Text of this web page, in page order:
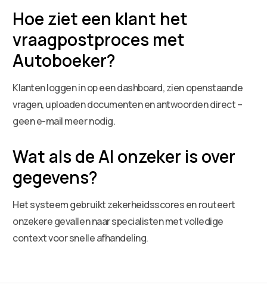
Hoe ziet een klant het
vraagpostproces met
Autoboeker?
Klanten loggen in op een dashboard, zien openstaande
vragen, uploaden documenten en antwoorden direct –
geen e-mail meer nodig.
Wat als de AI onzeker is over
gegevens?
Het systeem gebruikt zekerheidsscores en routeert
onzekere gevallen naar specialisten met volledige
context voor snelle afhandeling.